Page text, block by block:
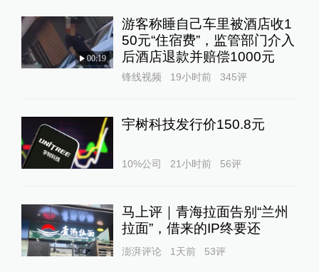
00:19
游客称睡自己车里被酒店收1
50元“住宿费”，监管部门介入
后酒店退款并赔偿1000元
锋线视频 19小时前 345评
宇树科技发行价150.8元
10%公司 21小时前 56评
马上评｜青海拉面告别“兰州
拉面”，借来的IP终要还
澎湃评论 1天前 53评